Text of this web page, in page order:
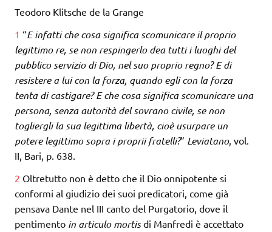
Teodoro Klitsche de la Grange
1 “E infatti che cosa significa scomunicare il proprio
legittimo re, se non respingerlo dea tutti i luoghi del
pubblico servizio di Dio, nel suo proprio regno? E di
resistere a lui con la forza, quando egli con la forza
tenta di castigare? E che cosa significa scomunicare una
persona, senza autorità del sovrano civile, se non
togliergli la sua legittima libertà, cioè usurpare un
potere legittimo sopra i proprii fratelli?” Leviatano, vol.
II, Bari, p. 638.
2 Oltretutto non è detto che il Dio onnipotente si
conformi al giudizio dei suoi predicatori, come già
pensava Dante nel III canto del Purgatorio, dove il
pentimento in articulo mortisdi Manfredi è accettato